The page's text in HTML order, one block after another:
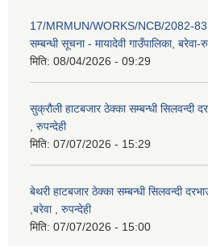
17/MRMUN/WORKS/NCB/2082-83
सम्बन्धी सूचना - मायादेवी गाउँपालिका, बरेवा-
मिति: 08/04/2026 - 09:29
सुक्रौली हाटबजार ठेक्का सम्बन्धी सिलवन्दी
, रुपन्देही
मिति: 07/07/2026 - 15:29
बेथरी हाटबजार ठेक्का सम्बन्धी सिलवन्दी
,बरेवा , रुपन्देही
मिति: 07/07/2026 - 15:00